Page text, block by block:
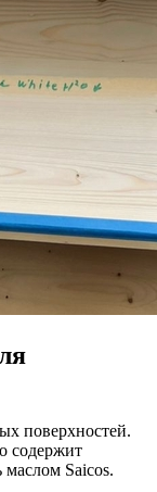
поверхностей.
содержит
Saicos.